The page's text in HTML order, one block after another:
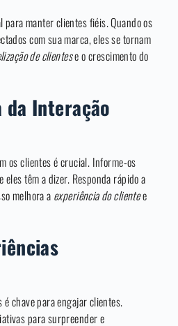
para manter clientes fiéis. Quando os
com sua marca, eles se tornam
de clientese o crescimento do
Interação
os clientes é crucial. Informe-os
eles têm a dizer. Responda rápido a
melhora a experiência do clientee
chave para engajar clientes.
para surpreender e